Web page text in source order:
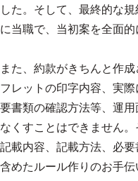
した。そして、最終的な
に当職で、当初案を全面的
また、約款がきちんと作
フレットの印字内容、実
要書類の確認方法等、運
なくすことはできません
記載内容、記載方法、必
含めたルール作りのお手伝